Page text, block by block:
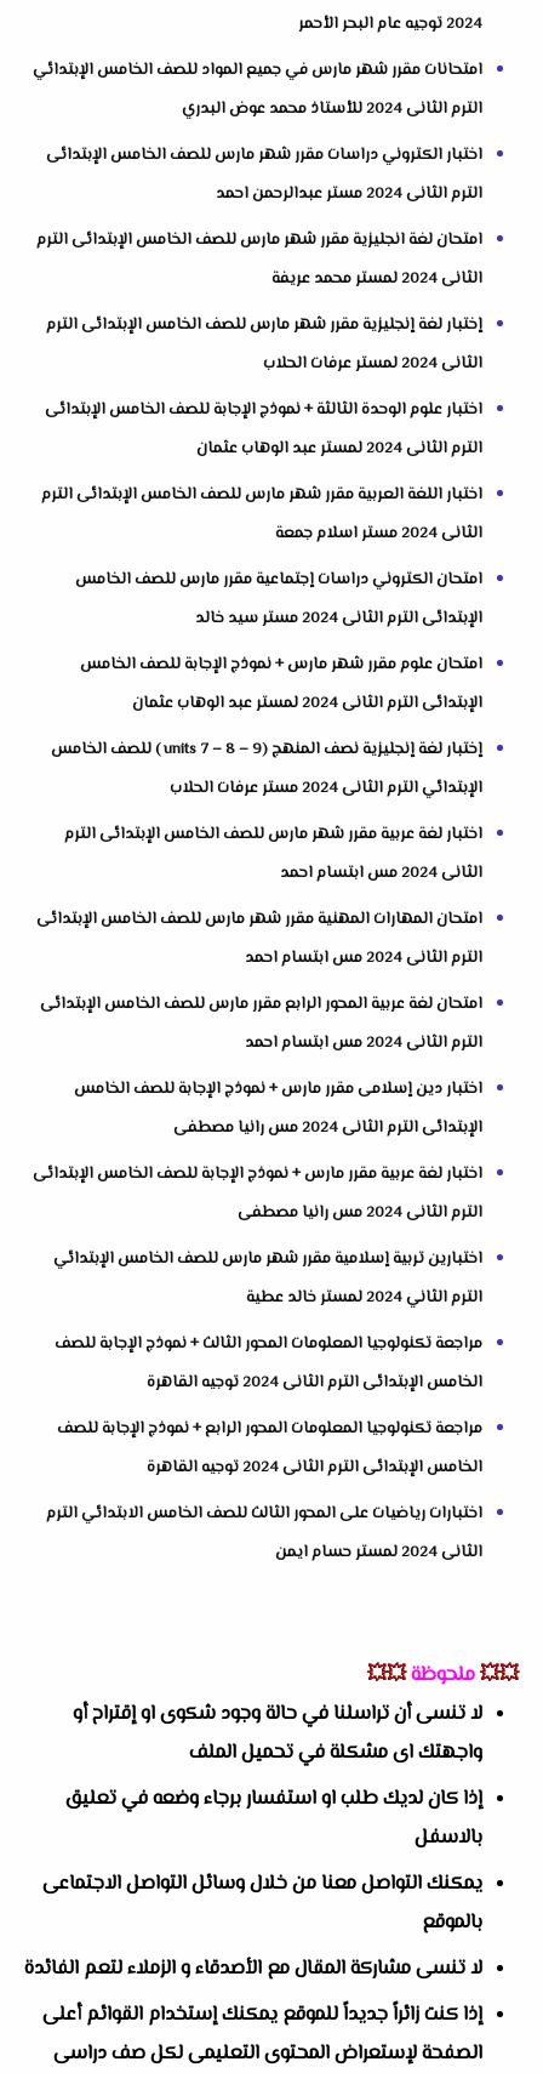
2024 توجيه عام البحر الأحمر
امتحانات مقرر شهر مارس في جميع المواد للصف الخامس الإبتدائي
الترم الثانى 2024 للأستاذ محمد عوض البدري
اختبار الكتروني دراسات مقرر شهر مارس للصف الخامس الإبتدائى
الترم الثانى 2024 مستر عبدالرحمن احمد
امتحان لغة انجليزية مقرر شهر مارس للصف الخامس الإبتدائى الترم
الثانى 2024 لمستر محمد عريفة
إختبار لغة إنجليزية مقرر شهر مارس للصف الخامس الإبتدائى الترم
الثانى 2024 لمستر عرفات الحلاب
اختبار علوم الوحدة الثالثة + نموذج الإجابة للصف الخامس الإبتدائى
الترم الثانى 2024 لمستر عبد الوهاب عثمان
اختبار اللغة العربية مقرر شهر مارس للصف الخامس الإبتدائى الترم
الثانى 2024 مستر اسلام جمعة
امتحان الكتروني دراسات إجتماعية مقرر مارس للصف الخامس
الإبتدائى الترم الثانى 2024 مستر سيد خالد
امتحان علوم مقرر شهر مارس + نموذج الإجابة للصف الخامس
الإبتدائى الترم الثانى 2024 لمستر عبد الوهاب عثمان
إختبار لغة إنجليزية نصف المنهج (units 7 – 8 – 9 ) للصف الخامس
الإبتدائي الترم الثانى 2024 مستر عرفات الحلاب
اختبار لغة عربية مقرر شهر مارس للصف الخامس الإبتدائى الترم
الثانى 2024 مس ابتسام احمد
امتحان المهارات المهنية مقرر شهر مارس للصف الخامس الإبتدائى
الترم الثانى 2024 مس ابتسام احمد
امتحان لغة عربية المحور الرابع مقرر مارس للصف الخامس الإبتدائى
الترم الثانى 2024 مس ابتسام احمد
اختبار دين إسلامى مقرر مارس + نموذج الإجابة للصف الخامس
الإبتدائى الترم الثانى 2024 مس رانيا مصطفى
اختبار لغة عربية مقرر مارس + نموذج الإجابة للصف الخامس الإبتدائى
الترم الثانى 2024 مس رانيا مصطفى
اختبارين تربية إسلامية مقرر شهر مارس للصف الخامس الإبتدائي
الترم الثاني 2024 لمستر خالد عطية
مراجعة تكنولوجيا المعلومات المحور الثالث + نموذج الإجابة للصف
الخامس الإبتدائى الترم الثانى 2024 توجيه القاهرة
مراجعة تكنولوجيا المعلومات المحور الرابع + نموذج الإجابة للصف
الخامس الإبتدائى الترم الثانى 2024 توجيه القاهرة
اختبارات رياضيات على المحور الثالث للصف الخامس الابتدائي الترم
الثانى 2024 لمستر حسام ايمن
💥💥ملحوظة💥💥
لا تنسى أن تراسلنا في حالة وجود شكوى او إقتراح أو
واجهتك اى مشكلة في تحميل الملف
إذا كان لديك طلب او استفسار برجاء وضعه في تعليق
بالاسفل
يمكنك التواصل معنا من خلال وسائل التواصل الاجتماعى
بالموقع
لا تنسى مشاركة المقال مع الأصدقاء و الزملاء لتعم الفائدة
إذا كنت زائراً جديداً للموقع يمكنك إستخدام القوائم أعلى
الصفحة لإستعراض المحتوى التعليمى لكل صف دراسى